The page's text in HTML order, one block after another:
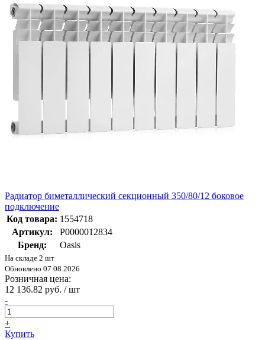
Радиатор биметаллический секционный 350/80/12 боковое
подключение
Код товара: 1554718
Артикул:
Р0000012834
Бренд:
Oasis
На складе 2 шт
Обновлено 07.08.2026
Розничная цена:
12 136.82 руб. / шт
-
+
Купить